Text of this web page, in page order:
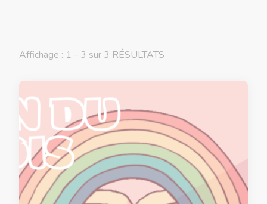
Affichage : 1 - 3 sur 3 RÉSULTATS